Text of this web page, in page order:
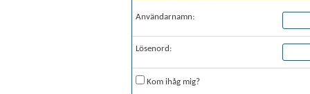
Användarnamn:
Lösenord:
Kom ihåg mig?